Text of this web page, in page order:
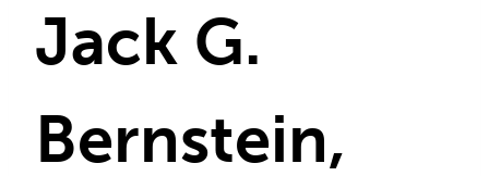
Jack G.
Bernstein,